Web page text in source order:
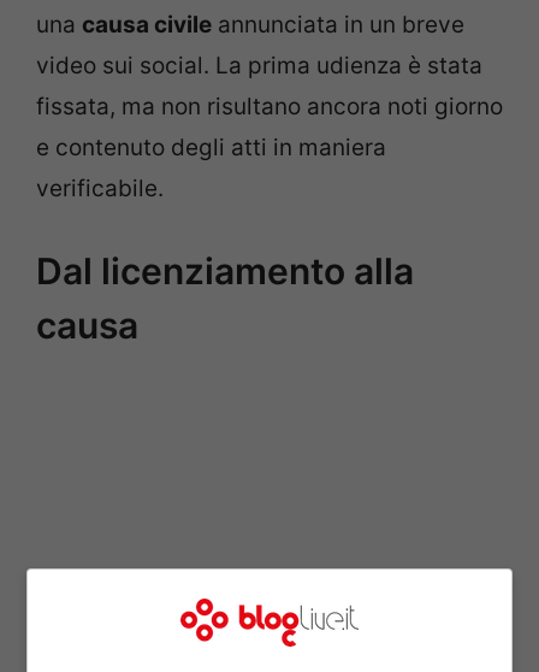
una causa civile annunciata in un breve
video sui social. La prima udienza è stata
fissata, ma non risultano ancora noti giorno
e contenuto degli atti in maniera
verificabile.
Dal licenziamento alla
causa